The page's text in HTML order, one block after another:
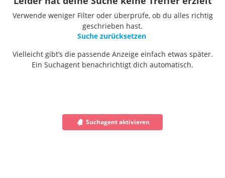
Verwende weniger Filter oder überprüfe, ob du alles richtig
geschrieben hast.
Suche zurücksetzen
Vielleicht gibt’s die passende Anzeige einfach etwas später.
Ein Suchagent benachrichtigt dich automatisch.
Suchagent aktivieren